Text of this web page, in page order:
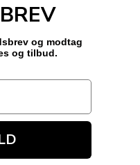
og modtag
og tilbud.